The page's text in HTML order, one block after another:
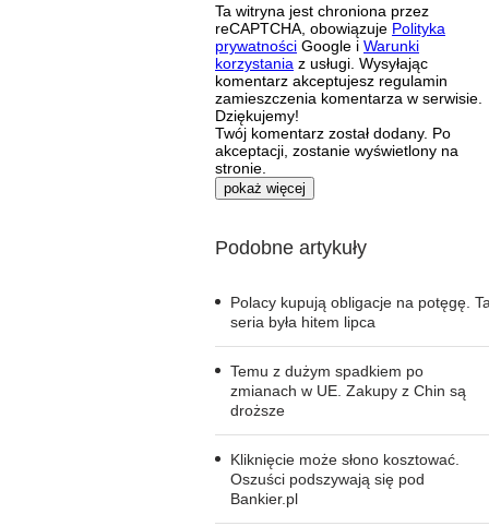
Ta witryna jest chroniona przez
reCAPTCHA, obowiązuje Polityka
prywatności Google i Warunki
korzystania z usługi. Wysyłając
komentarz akceptujesz regulamin
zamieszczenia komentarza w serwisie.
Dziękujemy!
Twój komentarz został dodany. Po
akceptacji, zostanie wyświetlony na
stronie.
pokaż więcej
Podobne artykuły
Polacy kupują obligacje na potęgę.
seria była hitem lipca
Temu z dużym spadkiem po
zmianach w UE. Zakupy z Chin są
droższe
Kliknięcie może słono kosztować.
Oszuści podszywają się pod
Bankier.pl